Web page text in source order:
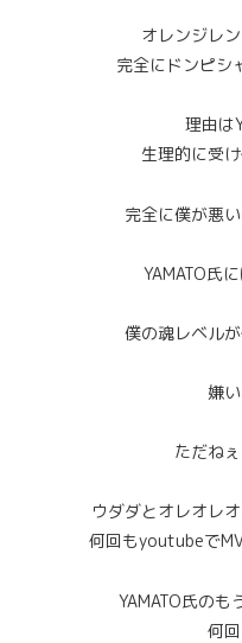
オレンジレ
完全にドンピシ
理由は
生理的に受
完全に僕が悪
YAMATO氏
僕の魂レベル
嫌
ただね
ウダダとオレオレ
何回もyoutubeで
YAMATO氏のも
何